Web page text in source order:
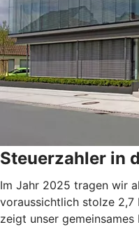
Steuerzahler in
Im Jahr 2025 tragen wir
voraussichtlich stolze 2,7
zeigt unser